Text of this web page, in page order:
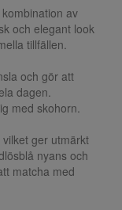
av
och elegant look
tillfällen.
och gör att
dagen.
med skohorn.
ger utmärkt
nyans och
matcha med